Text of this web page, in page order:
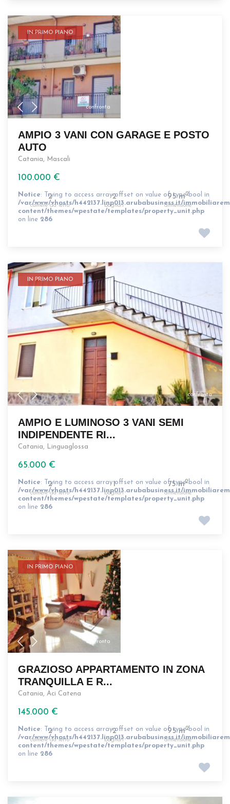
confronta
IN PRIMO PIANO
AMPIO 3 VANI CON GARAGE E POSTO
AUTO
Catania, Mascali
100.000 €
2
camere da letto
2
bagno/i
95 m2
dimensione
Notice: Trying to access array offset on value of type bool in
/var/www/vhosts/h442137.linp013.arubabusiness.it/
content/themes/wpestate/templates/property_unit.php
on line 286
confronta
IN PRIMO PIANO
AMPIO E LUMINOSO 3 VANI SEMI
INDIPENDENTE RI...
Catania Linguaglossa
65.000 €
2
camere da letto
1
bagno/i
75 m2
dimensione
Notice: Trying to access array offset on value of type bool in
/var/www/vhosts/h442137.linp013.arubabusiness.it/
content/themes/wpestate/templates/property_unit.php
on line 286
confronta
IN PRIMO PIANO
GRAZIOSO APPARTAMENTO IN ZONA
TRANQUILLA E R...
Catania Aci Catena
145.000 €
2
camere da letto
2
bagno/i
95 m2
dimensione
Notice: Trying to access array offset on value of type bool in
/var/www/vhosts/h442137.linp013.arubabusiness.it/
content/themes/wpestate/templates/property_unit.php
on line 286